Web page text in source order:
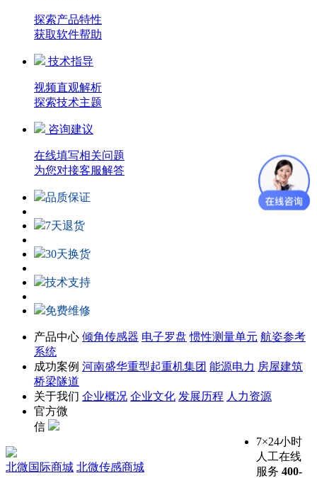
探索产品特性
获取软件帮助
技术指导
视频直观解析
探索技术主题
咨询建议
在线填写相关问题
为您对接客服解答
品质保证
7天退货
30天换货
技术支持
免费维修
产品中心 倾角传感器 电子罗盘 惯性测量单元 航姿参考
系统
成功案例 河南盛华重型起重机集团 能源电力 房屋建筑
桥梁隧道
关于我们 企业概况 企业文化 发展历程 人力资源
官方微
信
7×24小时
人工在线
服务 400-
北微国际商城 北微传感商城